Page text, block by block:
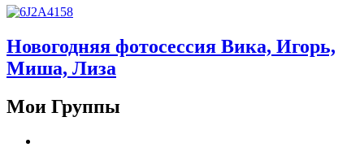
Новогодняя фотосессия Вика, Игорь,
Миша, Лиза
Мои Группы